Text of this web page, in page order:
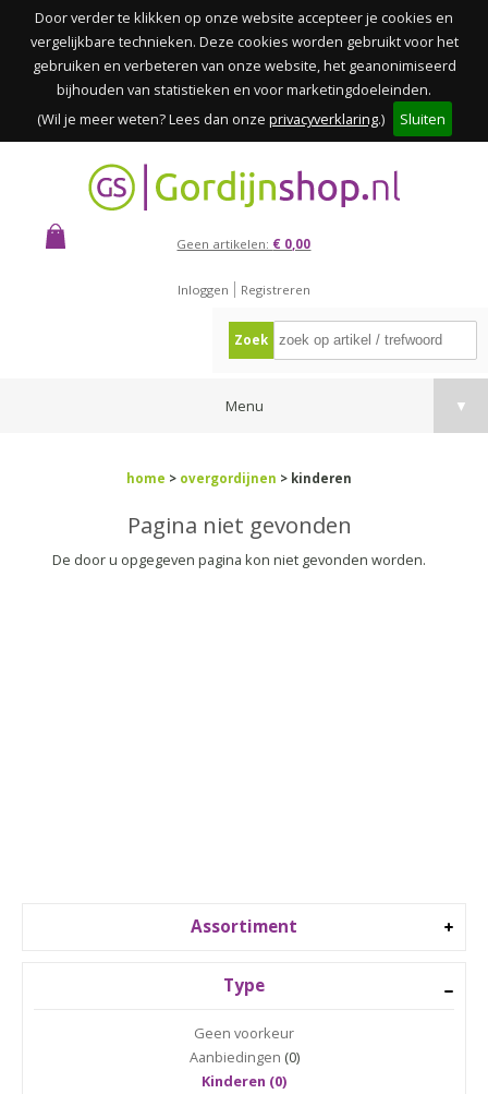
Door verder te klikken op onze website accepteer je cookies en
vergelijkbare technieken. Deze cookies worden gebruikt voor het
gebruiken en verbeteren van onze website, het geanonimiseerd
bijhouden van statistieken en voor marketingdoeleinden.
(Wil je meer weten? Lees dan onze privacyverklaring.) Sluiten
Geen artikelen: € 0,00
Inloggen Registreren
Zoek
Menu ▼
Assortiment
Type
Geen voorkeur
Aanbiedingen (0)
Kinderen (0)
home > overgordijnen > kinderen
Pagina niet gevonden
De door u opgegeven pagina kon niet gevonden worden.